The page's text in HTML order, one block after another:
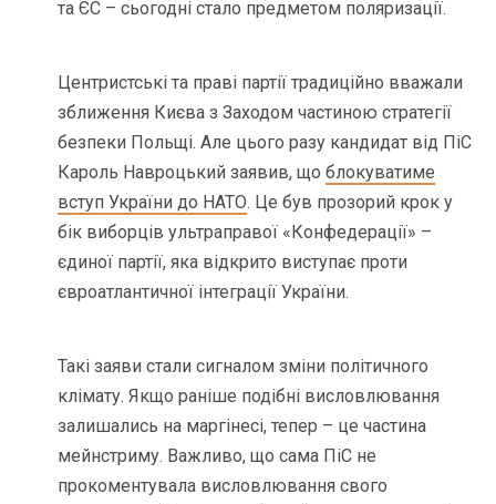
та ЄС – сьогодні стало предметом поляризації.
Центристські та праві партії традиційно вважали
зближення Києва з Заходом частиною стратегії
безпеки Польщі. Але цього разу кандидат від ПіС
Кароль Навроцький заявив, щоблокуватиме
вступ України до НАТО. Це був прозорий крок у
бік виборців ультраправої «Конфедерації» –
єдиної партії, яка відкрито виступає проти
євроатлантичної інтеграції України.
Такі заяви стали сигналом зміни політичного
клімату. Якщо раніше подібні висловлювання
залишались на маргінесі, тепер – це частина
мейнстриму. Важливо, що сама ПіС не
прокоментувала висловлювання свого